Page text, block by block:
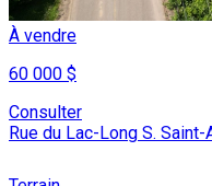
À vendre
60 000 $
Consulter
Rue du Lac-Long S.